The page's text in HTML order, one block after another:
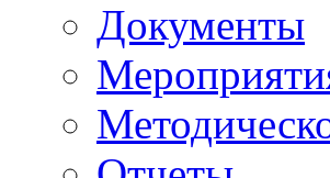
Документы